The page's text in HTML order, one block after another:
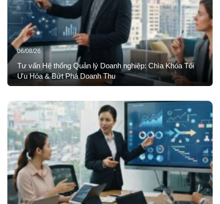
06/08/26
Tư vấn Hệ thống Quản lý Doanh nghiệp: Chìa Khóa Tối
Ưu Hóa & Bứt Phá Doanh Thu